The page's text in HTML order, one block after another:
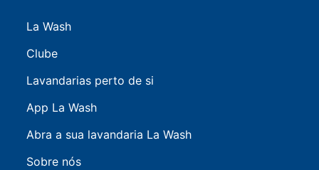
La Wash
Clube
Lavandarias perto de si
App La Wash
Abra a sua lavandaria La Wash
Sobre nós